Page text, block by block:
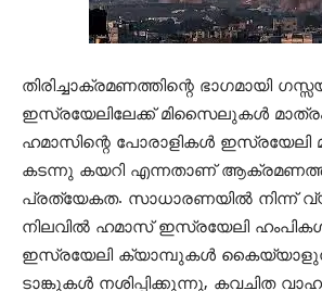
തിരിച്ചാക്രമണത്തിന്റെ ഭാഗമായി
ഇസ്രയേലിലേക്ക് മിസൈലുകള്‍
ഹമാസിന്റെ പോരാളികള്‍ ഇസ്രയേലി
കടന്നു കയറി എന്നതാണ്
പ്രത്യേകത. സാധാരണയില്‍ നിന്ന്
നിലവില്‍ ഹമാസ് ഇസ്രയേലി ഹംപികള്‍
ഇസ്രയേലി ക്യാമ്പുകള്‍
ടാങ്കുകള്‍ നശിപ്പിക്കുന്നു, കവചിത